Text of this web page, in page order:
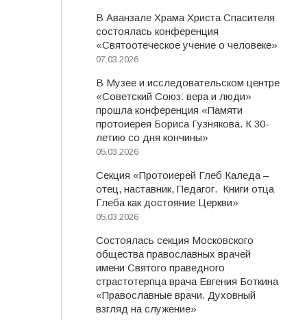
В Аванзале Храма Христа Спасителя
состоялась конференция
«Святоотеческое учение о человеке»
07.03.2026
В Музее и исследовательском центре
«Советский Союз: вера и люди»
прошла конференция «Памяти
протоиерея Бориса Гузнякова. К 30-
летию со дня кончины»
05.03.2026
Секция «Протоиерей Глеб Каледа –
отец, наставник, Педагог. Книги отца
Глеба как достояние Церкви»
05.03.2026
Состоялась секция Московского
общества православных врачей
имени Святого праведного
страстотерпца врача Евгения Боткина
«Православные врачи. Духовный
взгляд на служение»